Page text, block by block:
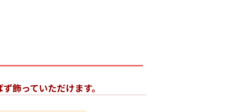
飾っていただけます。